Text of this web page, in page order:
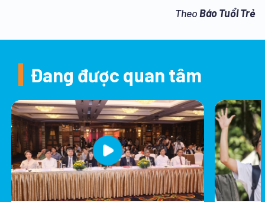
TheoBáo Tuổi Trẻ
Đang được quan tâm